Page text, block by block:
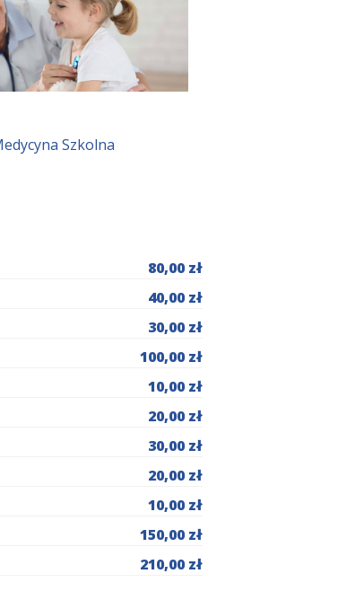
Szkolna
80,00 zł
40,00 zł
30,00 zł
100,00 zł
10,00 zł
20,00 zł
30,00 zł
20,00 zł
10,00 zł
150,00 zł
210,00 zł